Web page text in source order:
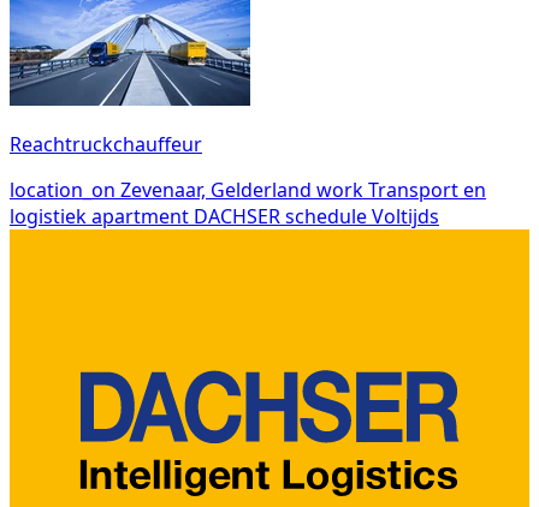
Reachtruckchauffeur
location_on Zevenaar, Gelderland workTransport en
logistiekapartment DACHSERscheduleVoltijds